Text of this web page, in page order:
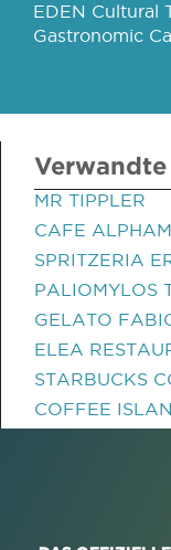
EDEN Cultural
Gastronomic
MR TIPPLER
CAFE
SPRITZERIA
PALIOMYLOS
GELATO
ELEA
STARBUCKS
COFFEE